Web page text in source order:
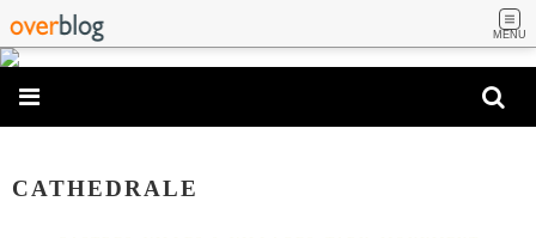
MENU
CATHEDRALE